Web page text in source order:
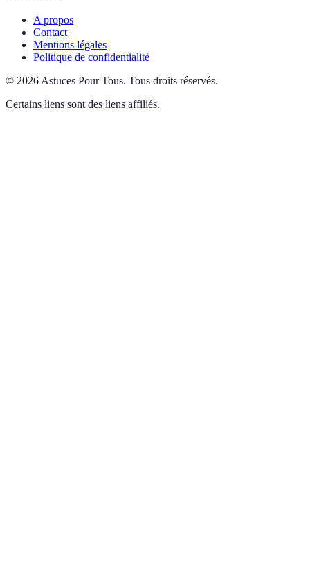
A propos
Contact
Mentions légales
Politique de confidentialité
© 2026 Astuces Pour Tous. Tous droits réservés.
Certains liens sont des liens affiliés.